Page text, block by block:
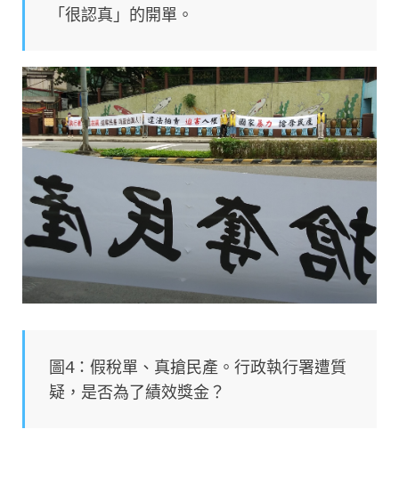
「很認真」的開單。
圖4：假稅單、真搶民產。行政執行署遭質
疑，是否為了績效獎金？